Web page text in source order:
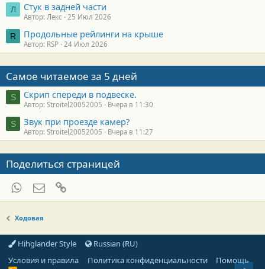
Л Стук в задней части
Автор: Лекс 25 Июл 2026
R Продольные рейлинги на крыше
Автор: RSP 24 Июл 2026
Самое читаемое за 5 дней
S Скрип спереди в подвеске.
Автор: Stroitel20052005 Вчера в 11:30
S Звук при проезде камер?
Автор: Stroitel20052005 Вчера в 11:27
Поделиться страницей
WhatsAppЭлектронная почта
Ходовая
Hihglander Style
Russian (RU)
Условия и правила
Политика конфиденциальности Помощь